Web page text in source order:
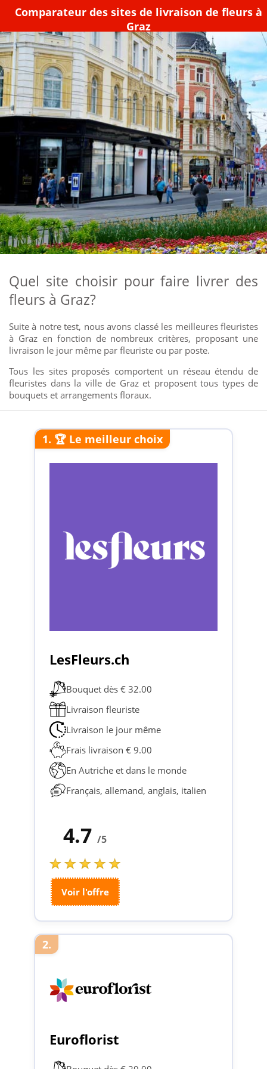
Comparateur des sites de livraison de fleurs à
Graz
Quel site choisir pour faire livrer des
fleurs à Graz?
Suite à notre test, nous avons classé les meilleures fleuristes
à Graz en fonction de nombreux critères, proposant une
livraison le jour même par fleuriste ou par poste.
Tous les sites proposés comportent un réseau étendu de
fleuristes dans la ville de Graz et proposent tous types de
bouquets et arrangements floraux.
1. 🏆 Le meilleur choix
LesFleurs.ch
Bouquet dès € 32.00
Livraison fleuriste
Livraison le jour même
Frais livraison € 9.00
En Autriche et dans le monde
Français, allemand, anglais, italien
4.7/5
Voir l'offre
2.
Euroflorist